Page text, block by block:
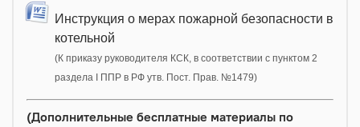
Инструкция о мерах пожарной безопасности в
котельной
(К приказу руководителя КСК, в соответствии с пунктом 2
раздела I ППР в РФ утв. Пост. Прав. №1479)
(Дополнительные бесплатные материалы по